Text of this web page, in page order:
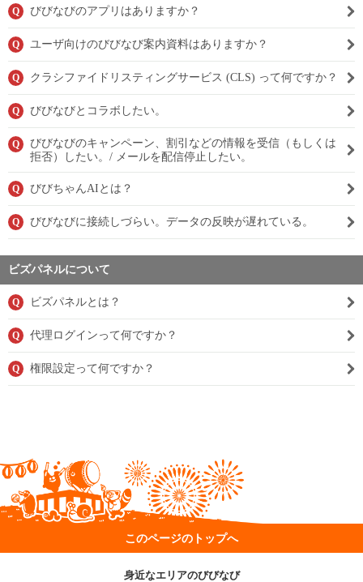
Q びびなびのアプリはありますか？
Q ユーザ向けのびびなび案内資料はありますか？
Q クラシファイドリスティングサービス (CLS) って何ですか？
Q びびなびとコラボしたい。
Q
びびなびのキャンペーン、割引などの情報を受信（もしくは
拒否）したい。/ メールを配信停止したい。
Q びびちゃんAIとは？
Q びびなびに接続しづらい。データの反映が遅れている。
ビズパネルについて
Q ビズパネルとは？
Q 代理ログインって何ですか？
Q 権限設定って何ですか？
このページのトップへ
身近なエリアのびびなび